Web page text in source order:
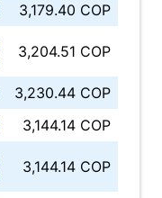
3,179.40 COP
3,204.51 COP
3,230.44 COP
3,144.14 COP
3,144.14 COP